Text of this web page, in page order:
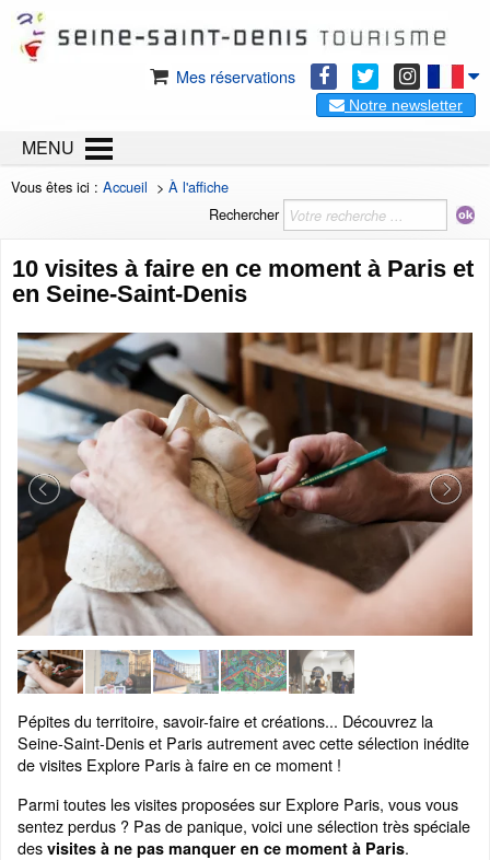
Mes réservations
Notre newsletter
MENU
Vous êtes ici : Accueil > À l'affiche
Rechercher
10 visites à faire en ce moment à Paris et
en Seine-Saint-Denis
Pépites du territoire, savoir-faire et créations... Découvrez la
Seine-Saint-Denis et Paris autrement avec cette sélection inédite
de visites Explore Paris à faire en ce moment !
Parmi toutes les visites proposées sur Explore Paris, vous vous
sentez perdus ? Pas de panique, voici une sélection très spéciale
des visites à ne pas manquer en ce moment à Paris.